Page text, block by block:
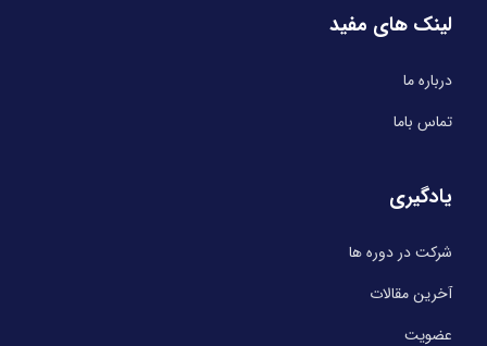
لینک های مفید
درباره ما
تماس باما
یادگیری
شرکت در دوره ها
آخرین مقالات
عضویت